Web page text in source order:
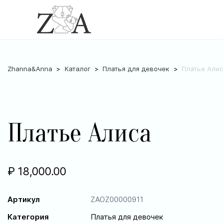
Zhanna&Anna Каталог Платья для девочек Платье
Платье Алиса
₽ 18,000.00
Артикул
ZAOZ00000911
Категория
Платья для девочек